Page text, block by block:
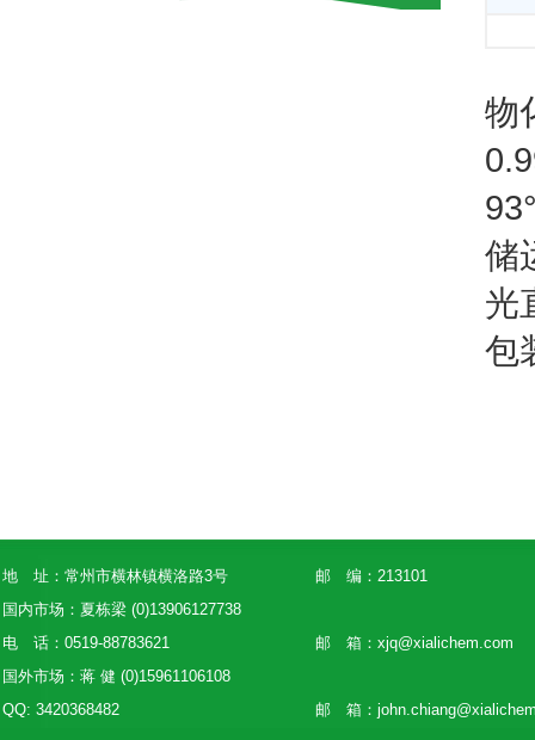
物
储
光
包
地 址：常州市横林镇横洛路3号
邮 编：213101
国内市场：夏栋梁 (0)13906127738
电 话：0519-88783621
邮 箱： xjq@xialichem.com
国外市场：蒋 健 (0)15961106108
QQ: 3420368482
邮 箱：